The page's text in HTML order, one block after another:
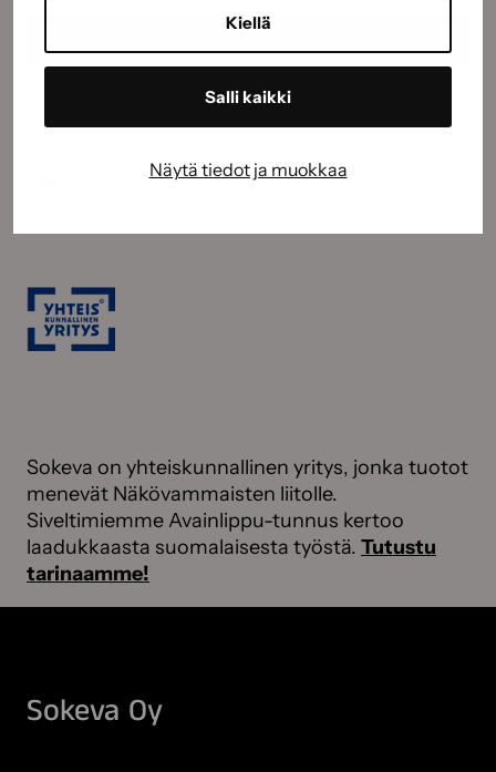
Kiellä
Salli kaikki
Näytä tiedot ja muokkaa
Sokeva on yhteiskunnallinen yritys, jonka tuotot
menevät Näkövammaisten liitolle.
Siveltimiemme Avainlippu-tunnus kertoo
laadukkaasta suomalaisesta työstä. Tutustu
tarinaamme!
Sokeva Oy